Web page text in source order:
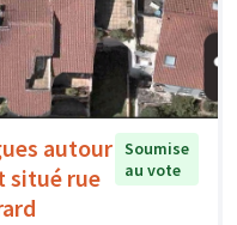
autour
situé rue
Soumise
au vote